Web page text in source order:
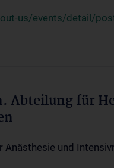
us/events/detail/
Abteilung für
und